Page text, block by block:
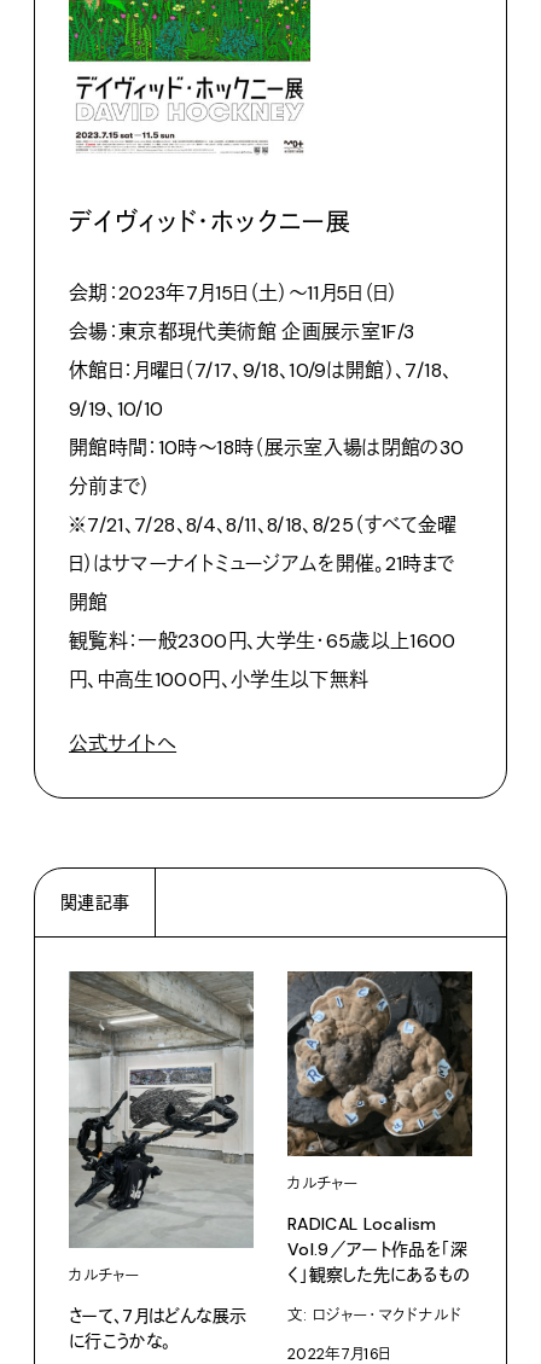
デイヴィッド・ホックニー展
会期：2023年7月15日（土）～11月5日（日）
会場：東京都現代美術館 企画展示室1F/3
休館日：月曜日（7/17、9/18、10/9は開館）、7/18、
9/19、10/10
開館時間：10時～18時（展示室入場は閉館の30
分前まで）
※7/21、7/28、8/4、8/11、8/18、8/25（すべて金曜
日）はサマーナイトミュージアムを開催。21時まで
開館
観覧料：一般2300円、大学生・65歳以上1600
円、中高生1000円、小学生以下無料
公式サイトへ
関連記事
カルチャー
さーて、7月はどんな展示
に行こうかな。
カルチャー
RADICAL Localism
Vol.9／アート作品を「深
く」観察した先にあるもの
文: ロジャー・マクドナルド
2022年7月16日